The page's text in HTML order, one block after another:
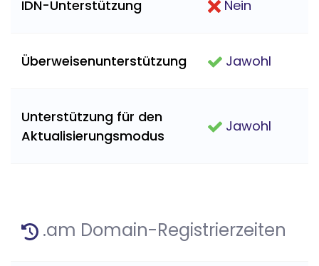
IDN-Unterstützung Nein
Überweisenunterstützung Jawohl
Unterstützung für den
Aktualisierungsmodus
Jawohl
.am Domain-Registrierzeiten